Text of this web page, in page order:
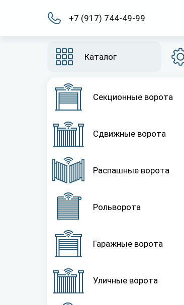
+7 (917) 744-49-99
Каталог
Секционные ворота
Сдвижные ворота
Распашные ворота
Рольворота
Гаражные ворота
Уличные ворота